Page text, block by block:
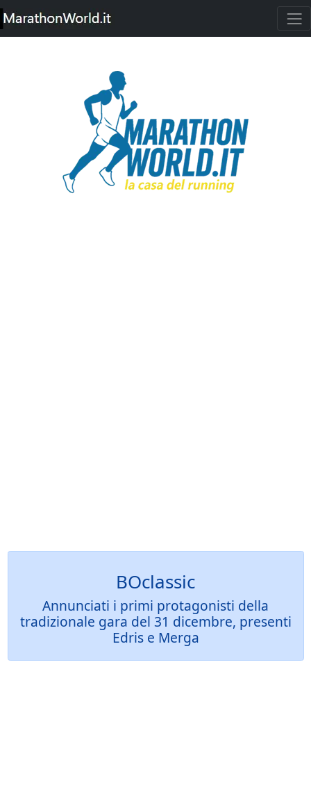
BOclassic
Annunciati i primi protagonisti della
tradizionale gara del 31 dicembre, presenti
Edris e Merga